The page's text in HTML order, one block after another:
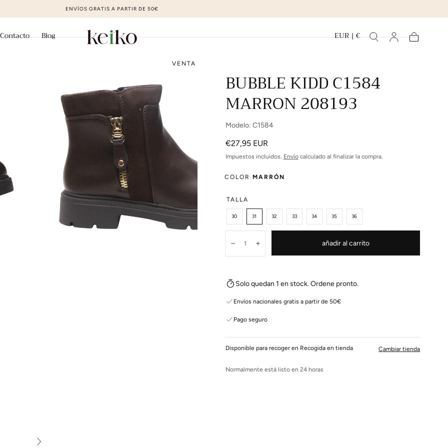
ZAPATOS DE MODA AL MEJOR PRECIO
Contacto Blog EUR | €
VENTA
BUBBLE KIDD C1584
MARRON 208193
Modelo: C1584
Precio
regular
€27,95 EUR
Impuestos incluidos. Envíocalculado al finalizar la compra.
COLOR MARRÓN
TALLA
30 31 32 33 34 35 36
DisminuirAumentar añadir al carrito
Solo quedan 1 en stock. Ordene pronto.
Envíos nacionales gratis a partir de 50€
Pago seguro
Disponible para recoger en Recogida en tienda
Normalmente está listo en 24 horas
Cambiar tienda